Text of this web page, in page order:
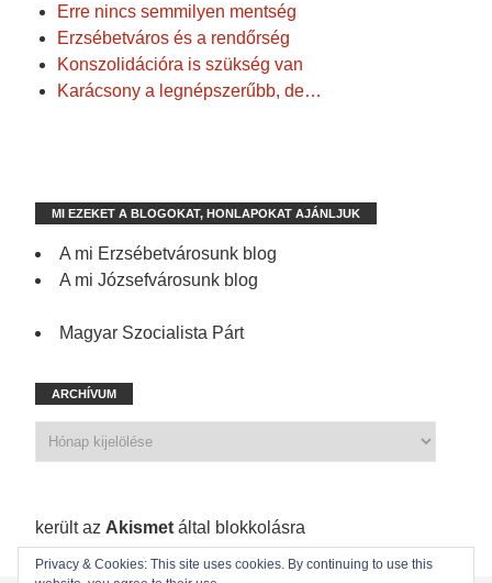
Erre nincs semmilyen mentség
Erzsébetváros és a rendőrség
Konszolidációra is szükség van
Karácsony a legnépszerűbb, de…
MI EZEKET A BLOGOKAT, HONLAPOKAT AJÁNLJUK
A mi Erzsébetvárosunk blog
A mi Józsefvárosunk blog
Magyar Szocialista Párt
ARCHÍVUM
került az Akismet által blokkolásra
Privacy & Cookies: This site uses cookies. By continuing to use this